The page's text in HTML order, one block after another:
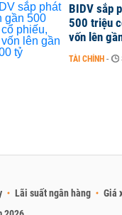
BIDV sắp
500 triệu
vốn lên
TÀI CHÍNH -
Lãi suất ngân hàng
Giá